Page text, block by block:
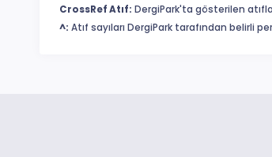
CrossRef Atıf: DergiPark'ta gösterilen
^: Atıf sayıları DergiPark tarafından belirli